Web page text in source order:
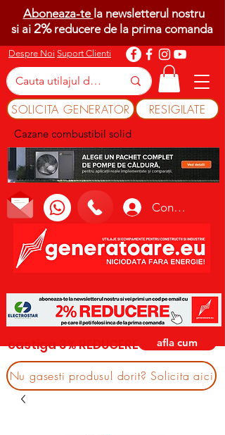
Despre Noi Suport Clienti
SOLICITA GENERATOR RESIGILATE
Cazane combustibil solid
Conectează-te
Aboneaza-te la newsletterul nostru
si ai 2%reducere de la prima comanda
castiga 3% REDUCERE afla cum
Nu gasesti produsul dorit? Solicita aici